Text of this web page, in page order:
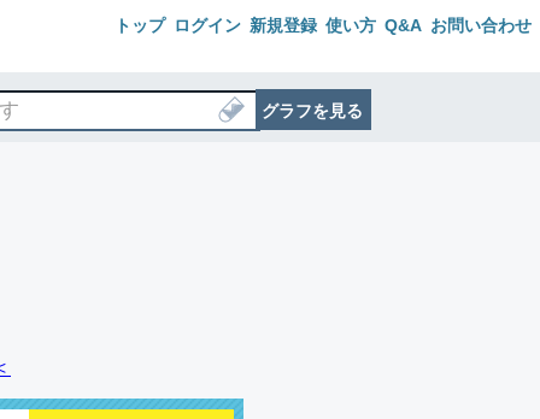
トップ ログイン 新規登録 使い方 Q&A お問い合わせ
グラフを見る